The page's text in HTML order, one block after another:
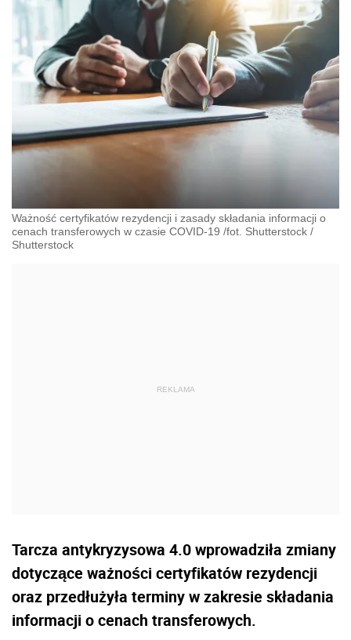
Ważność certyfikatów rezydencji i zasady składania informacji o
cenach transferowych w czasie COVID-19 /fot. Shutterstock /
Shutterstock
Tarcza antykryzysowa 4.0 wprowadziła zmiany
dotyczące ważności certyfikatów rezydencji
oraz przedłużyła terminy w zakresie składania
informacji o cenach transferowych.